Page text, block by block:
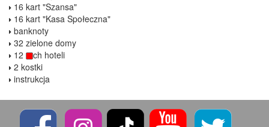
16 kart "Szansa"
16 kart "Kasa Społeczna"
banknoty
32 zielone domy
12
ch hoteli
2 kostki
instrukcja